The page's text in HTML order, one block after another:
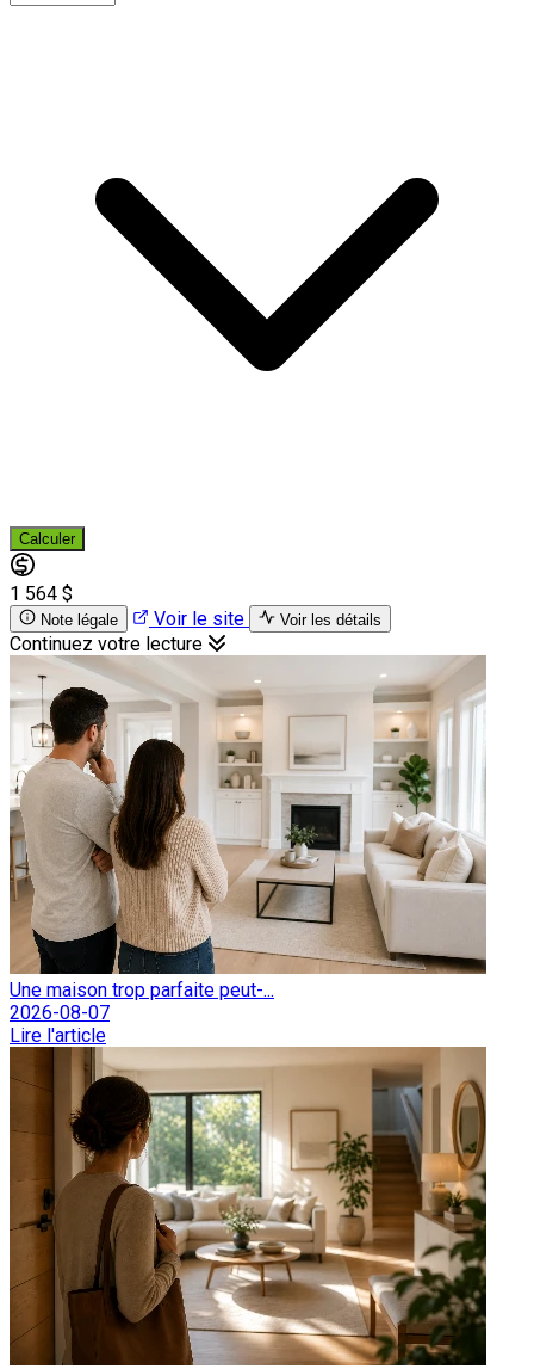
Calculer
1 564 $
Note légale Voir le site Voir les détails
Continuez votre lecture
Une maison trop parfaite peut-...
2026-08-07
Lire l'article